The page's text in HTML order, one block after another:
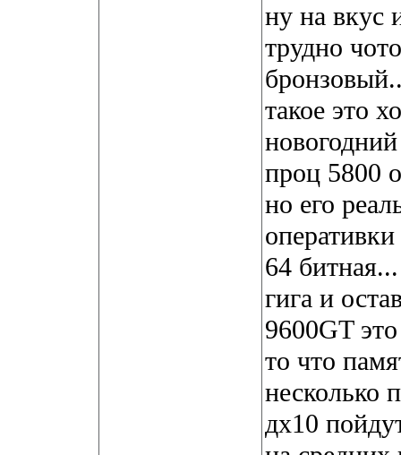
ну на вкус
трудно
такое это
проц 5800
но его
64
гига и
9600GT
то что
несколько
дх10